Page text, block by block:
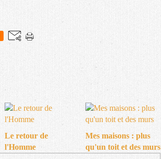
Le retour de
l'Homme
Mes maisons : plus
qu'un toit et des murs